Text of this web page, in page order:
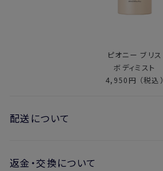
ピオニー ブリス
ボディミスト
4,950円 （税込）
配送について
お届け日の目安
返金・交換について